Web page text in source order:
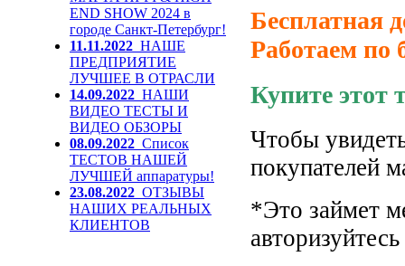
END SHOW 2024 в
городе Санкт-Петербург!
11.11.2022 НАШЕ
ПРЕДПРИЯТИЕ
ЛУЧШЕЕ В ОТРАСЛИ
14.09.2022 НАШИ
ВИДЕО ТЕСТЫ И
ВИДЕО ОБЗОРЫ
08.09.2022 Список
ТЕСТОВ НАШЕЙ
ЛУЧШЕЙ аппаратуры!
23.08.2022 ОТЗЫВЫ
НАШИХ РЕАЛЬНЫХ
КЛИЕНТОВ
Бесплатная
Работаем по
Купите этот
Чтобы
покупателей
*Это займет